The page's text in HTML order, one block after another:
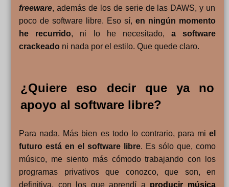
freeware, además de los de serie de las DAWS, y un
poco de software libre. Eso sí,en ningún momento
he recurrido, ni lo he necesitado, a software
crackeado ni nada por el estilo. Que quede claro.
¿Quiere eso decir que ya no
apoyo al software libre?
Para nada. Más bien es todo lo contrario, para mi el
futuro está en el software libre. Es sólo que, como
músico, me siento más cómodo trabajando con los
programas privativos que conozco, que son, en
definitiva, con los que aprendí a producir música